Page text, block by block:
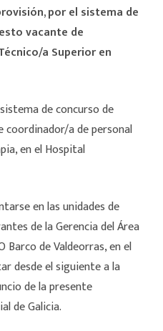
por el sistema de
vacante de
a Superior en
de concurso de
a de personal
en el Hospital
en las unidades de
de la Gerencia del Área
Barco de Valdeorras, en el
desde el siguiente a la
de la presente
de Galicia.